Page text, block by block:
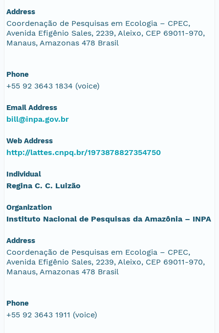
Address
Coordenação de Pesquisas em Ecologia – CPEC,
Avenida Efigênio Sales, 2239, Aleixo, CEP 69011-970,
Manaus, Amazonas 478 Brasil
Phone
+55 92 3643 1834 (voice)
Email Address
bill@inpa.gov.br
Web Address
http://lattes.cnpq.br/1973878827354750
Individual
Regina C. C. Luizão
Organization
Instituto Nacional de Pesquisas da Amazônia – INPA
Address
Coordenação de Pesquisas em Ecologia – CPEC,
Avenida Efigênio Sales, 2239, Aleixo, CEP 69011-970,
Manaus, Amazonas 478 Brasil
Phone
+55 92 3643 1911 (voice)